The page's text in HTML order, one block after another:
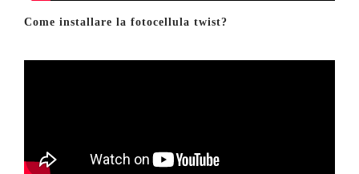
Come installare la fotocellula twist?